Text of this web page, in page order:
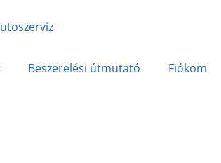
Beszerelési útmutató Fiókom